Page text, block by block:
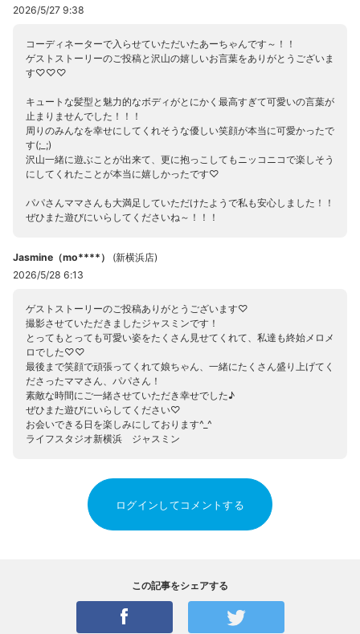
2026/5/27 9:38
コーディネーターで入らせていただいたあーちゃんです～！！
ゲストストーリーのご投稿と沢山の嬉しいお言葉をありがとうございま
す♡♡♡
キュートな髪型と魅力的なボディがとにかく最高すぎて可愛いの言葉が
止まりませんでした！！！
周りのみんなを幸せにしてくれそうな優しい笑顔が本当に可愛かったで
す(;_;)
沢山一緒に遊ぶことが出来て、更に抱っこしてもニッコニコで楽しそう
にしてくれたことが本当に嬉しかったです♡
パパさんママさんも大満足していただけたようで私も安心しました！！
ぜひまた遊びにいらしてくださいね～！！！
Jasmine（mo****） (新横浜店)
2026/5/28 6:13
ゲストストーリーのご投稿ありがとうございます♡
撮影させていただきましたジャスミンです！
とってもとっても可愛い姿をたくさん見せてくれて、私達も終始メロメ
ロでした♡♡
最後まで笑顔で頑張ってくれて娘ちゃん、一緒にたくさん盛り上げてく
ださったママさん、パパさん！
素敵な時間にご一緒させていただき幸せでした♪
ぜひまた遊びにいらしてください♡
お会いできる日を楽しみにしております^_^
ライフスタジオ新横浜 ジャスミン
ログインしてコメントする
この記事をシェアする